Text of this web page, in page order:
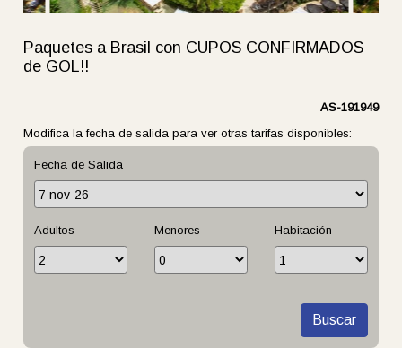
Paquetes a Brasil con CUPOS CONFIRMADOS
de GOL!!
AS-191949
Modifica la fecha de salida para ver otras tarifas disponibles:
Fecha de Salida
Adultos Menores Habitación
Buscar